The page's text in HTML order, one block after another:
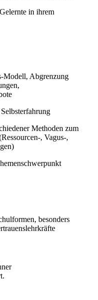
in ihrem
Modell, Abgrenzung
Methoden zum
, Vagus-,
besonders